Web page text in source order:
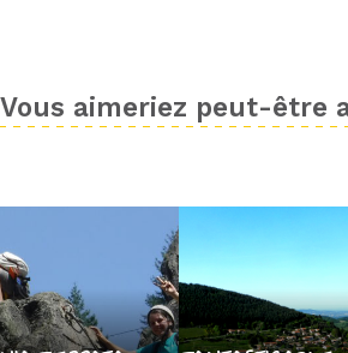
Vous aimeriez peut-être